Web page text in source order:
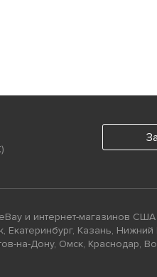
и интернет-магазинов
Екатеринбург, Казань,
на-Дону, Омск, Краснодар,